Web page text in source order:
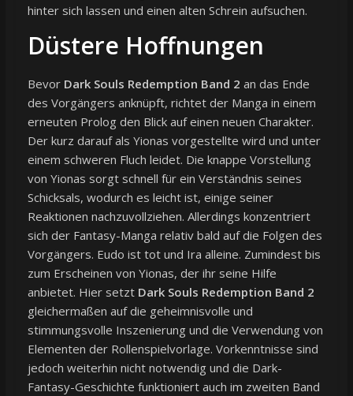
hinter sich lassen und einen alten Schrein aufsuchen.
Düstere Hoffnungen
Bevor Dark Souls Redemption Band 2 an das Ende
des Vorgängers anknüpft, richtet der Manga in einem
erneuten Prolog den Blick auf einen neuen Charakter.
Der kurz darauf als Yionas vorgestellte wird und unter
einem schweren Fluch leidet. Die knappe Vorstellung
von Yionas sorgt schnell für ein Verständnis seines
Schicksals, wodurch es leicht ist, einige seiner
Reaktionen nachzuvollziehen. Allerdings konzentriert
sich der Fantasy-Manga relativ bald auf die Folgen des
Vorgängers. Eudo ist tot und Ira alleine. Zumindest bis
zum Erscheinen von Yionas, der ihr seine Hilfe
anbietet. Hier setzt Dark Souls Redemption Band 2
gleichermaßen auf die geheimnisvolle und
stimmungsvolle Inszenierung und die Verwendung von
Elementen der Rollenspielvorlage. Vorkenntnisse sind
jedoch weiterhin nicht notwendig und die Dark-
Fantasy-Geschichte funktioniert auch im zweiten Band